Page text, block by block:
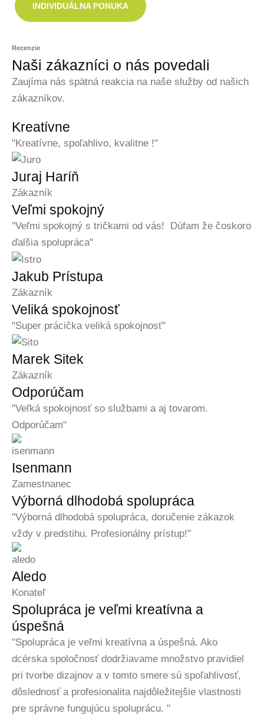
INDIVIDUÁLNA PONUKA
Recenzie
Naši zákazníci o nás povedali
Zaujíma nás spätná reakcia na naše služby od našich
zákazníkov.
Kreatívne
"Kreatívne, spoľahlivo, kvalitne !"
Juraj Haríň
Zákazník
Veľmi spokojný
"Veľmi spokojný s tričkami od vás! Dúfam že čoskoro
ďalšia spolupráca"
Jakub Prístupa
Zákazník
Veliká spokojnosť
"Super prácička veliká spokojnosť"
Marek Sitek
Zákazník
Odporúčam
"Veľká spokojnosť so službami a aj tovarom.
Odporúčam"
Isenmann
Zamestnanec
Výborná dlhodobá spolupráca
"Výborná dlhodobá spolupráca, doručenie zákazok
vždy v predstihu. Profesionálny prístup!"
Aledo
Konateľ
Spolupráca je veľmi kreatívna a
úspešná
"Spolupráca je veľmi kreatívna a úspešná. Ako
dcérska spoločnosť dodržiavame množstvo pravidiel
pri tvorbe dizajnov a v tomto smere sú spoľahlivosť,
dôslednosť a profesionalita najdôležitejšie vlastnosti
pre správne fungujúcu spoluprácu. "